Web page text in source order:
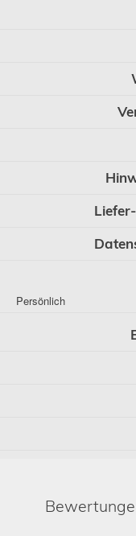
Persönlich